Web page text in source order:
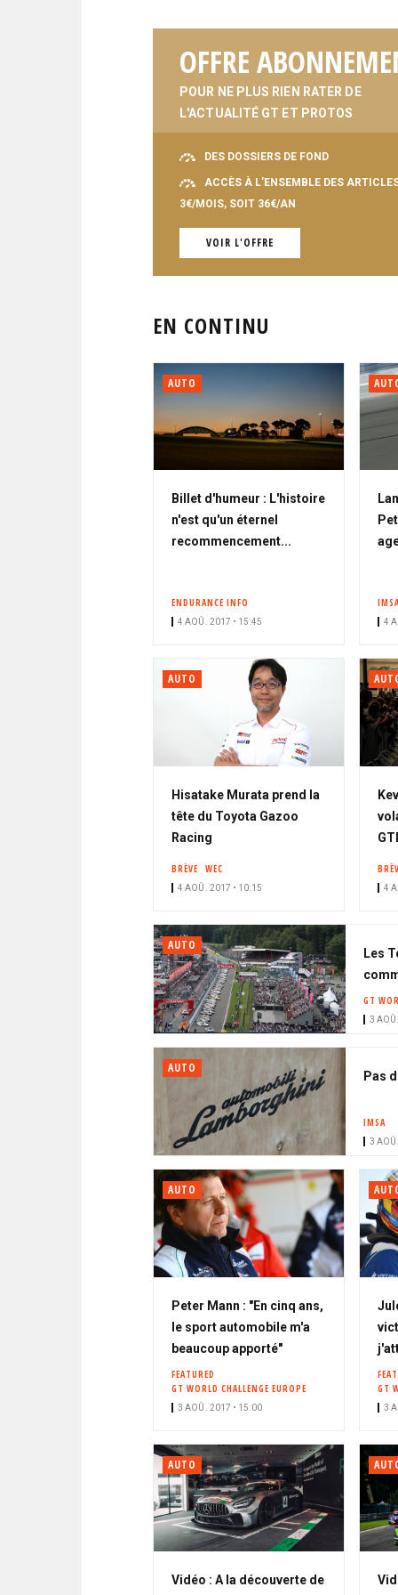
OFFRE
POUR NE PLUS RIEN RATER DE
L'ACTUALITÉ GT ET PROTOS
DES DOSSIERS DE FOND
ACCÈS À L'ENSEMBLE DES
3€/MOIS, SOIT 36€/AN
VOIR L'OFFRE
EN CONTINU
AUTO
Billet d'humeur : L'histoire
n'est qu'un éternel
recommencement...
ENDURANCE INFO
4 AOÛ. 2017 • 15:45 4
AUTO
Hisatake Murata prend la
tête du Toyota Gazoo
Racing
BRÈVE WEC
4 AOÛ. 2017 • 10:15 4
AUTO
Les
GT
3
AUTO
Pas
IMSA
3
AUTO
Peter Mann : "En cinq ans,
le sport automobile m'a
beaucoup apporté"
FEATURED
GT WORLD CHALLENGE EUROPE
3 AOÛ. 2017 • 15:00
GT
3
AUTO
Vidéo : A la découverte de